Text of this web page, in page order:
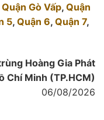
Quận Gò Vấp, Quận
5, Quận 6, Quận 7,
Hoàng Gia Phát
Chí Minh (TP.HCM)
06/08/2026